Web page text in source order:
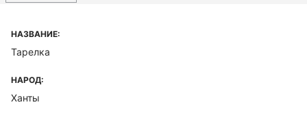
НАЗВАНИЕ:
Тарелка
НАРОД:
Ханты